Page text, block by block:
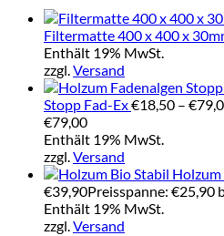
Filtermatte 400 x 400 x
Enthält 19% MwSt.
zzgl.Versand
Stopp Fad-Ex€18,50 – €
€79,00
Enthält 19% MwSt.
zzgl.Versand
Holzum
€39,90Preisspanne: €25,90
Enthält 19% MwSt.
zzgl.Versand